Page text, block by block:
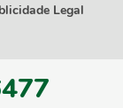
Legal